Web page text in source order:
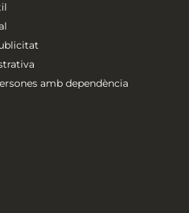
amb dependència